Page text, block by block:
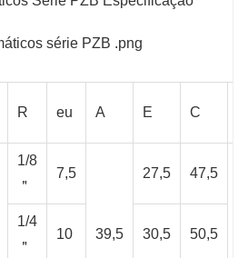
R eu A E C
1/8
＂
7,5
39,5
27,5 47,5
1/4
＂
10 30,5 50,5